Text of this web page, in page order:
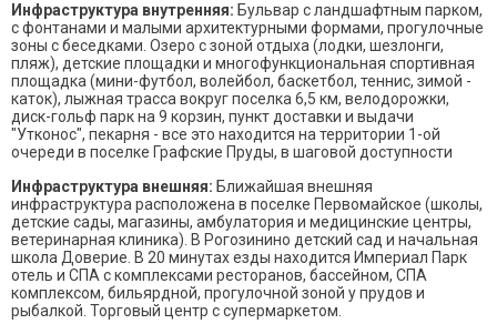
Инфраструктура внутренняя: Бульвар с ландшафтным парком,
с фонтанами и малыми архитектурными формами, прогулочные
зоны с беседками. Озеро с зоной отдыха (лодки, шезлонги,
пляж), детские площадки и многофункциональная спортивная
площадка (мини-футбол, волейбол, баскетбол, теннис, зимой -
каток), лыжная трасса вокруг поселка 6,5 км, велодорожки,
диск-гольф парк на 9 корзин, пункт доставки и выдачи
"Утконос", пекарня - все это находится на территории 1-ой
очереди в поселке Графские Пруды, в шаговой доступности
Инфраструктура внешняя: Ближайшая внешняя
инфраструктура расположена в поселке Первомайское (школы,
детские сады, магазины, амбулатория и медицинские центры,
ветеринарная клиника). В Рогозинино детский сад и начальная
школа Доверие. В 20 минутах езды находится Империал Парк
отель и СПА с комплексами ресторанов, бассейном, СПА
комплексом, бильярдной, прогулочной зоной у прудов и
рыбалкой. Торговый центр с супермаркетом.